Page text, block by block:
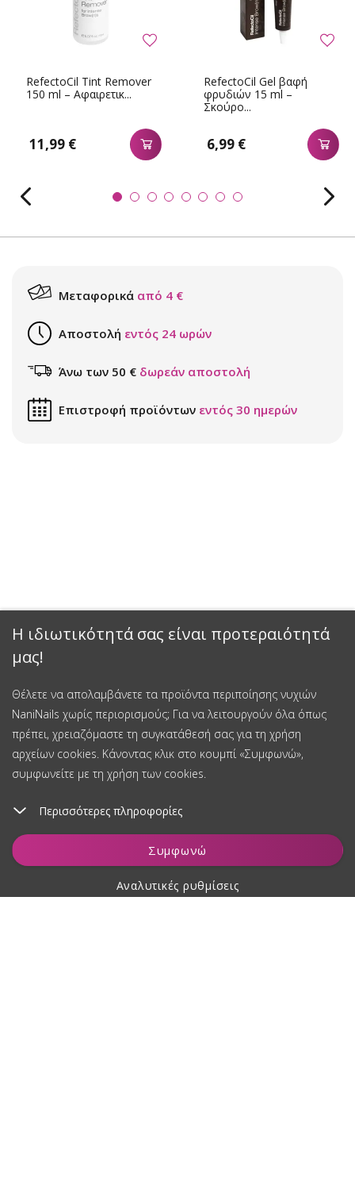
Η ιδιωτικότητά σας είναι προτεραιότητά
μας!
Θέλετε να απολαμβάνετε τα προϊόντα περιποίησης νυχιών
NaniNails χωρίς περιορισμούς; Για να λειτουργούν όλα όπως
πρέπει, χρειαζόμαστε τη συγκατάθεσή σας για τη χρήση
αρχείων cookies. Κάνοντας κλικ στο κουμπί «Συμφωνώ»,
συμφωνείτε με τη χρήση των cookies.
Περισσότερες πληροφορίες
Συμφωνώ
Αναλυτικές ρυθμίσεις
Προσθήκη στο καλάθι
RefectoCil Tint Remover
150 ml – Αφαιρετικ...
11,99 €
RefectoCil Gel βαφή
φρυδιών 15 ml –
Σκούρο...
6,99 €
Μεταφορικά από 4 €
Αποστολή εντός 24 ωρών
Άνω των 50 € δωρεάν αποστολή
Επιστροφή προϊόντων εντός 30 ημερών